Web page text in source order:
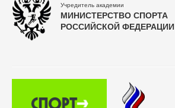
Учредитель академии
МИНИСТЕРСТВО СПОРТА
РОССИЙСКОЙ ФЕДЕРАЦИИ